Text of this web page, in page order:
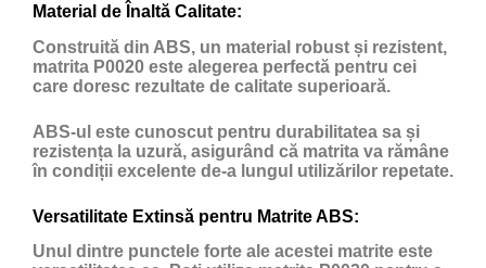
Material de Înaltă Calitate:
Construită din ABS, un material robust și rezistent,
matrita P0020 este alegerea perfectă pentru cei
care doresc rezultate de calitate superioară.
ABS-ul este cunoscut pentru durabilitatea sa și
rezistența la uzură, asigurând că matrita va rămâne
în condiții excelente de-a lungul utilizărilor repetate.
Versatilitate Extinsă pentru Matrite ABS:
Unul dintre punctele forte ale acestei matrite este